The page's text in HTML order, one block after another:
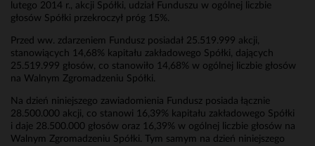
lutego 2014 r., akcji Spółki, udział Funduszu w ogólnej liczbie
głosów Spółki przekroczył próg 15%.
Przed ww. zdarzeniem Fundusz posiadał 25.519.999 akcji,
stanowiących 14,68% kapitału zakładowego Spółki, dających
25.519.999 głosów, co stanowiło 14,68% w ogólnej liczbie głosów
na Walnym Zgromadzeniu Spółki.
Na dzień niniejszego zawiadomienia Fundusz posiada łącznie
28.500.000 akcji, co stanowi 16,39% kapitału zakładowego Spółki
i daje 28.500.000 głosów oraz 16,39% w ogólnej liczbie głosów na
Walnym Zgromadzeniu Spółki. Tym samym na dzień niniejszego